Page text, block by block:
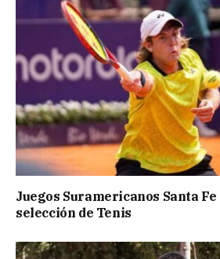
Juegos Suramericanos Santa
selección de Tenis